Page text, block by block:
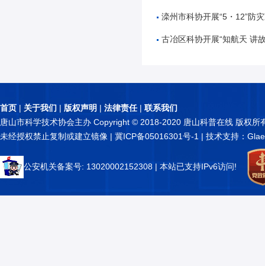
滦州市科协开展“5・12”防灾减
古冶区科协开展“知航天 讲故事 逐星辰——中国
首页 | 关于我们 | 版权声明 | 法律责任| 联系我们
唐山市科学技术协会主办 Copyright © 2018-2020 唐山科普在线 版权所
未经授权禁止复制或建立镜像 | 冀ICP备05016301号-1 | 技术支持：
公安机关备案号: 13020002152308 | 本站已支持IPv6访问!